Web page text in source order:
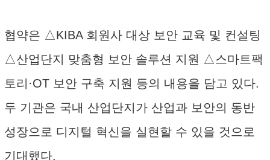
협약은 △KIBA 회원사 대상 보안 교육 및 컨설팅
△산업단지 맞춤형 보안 솔루션 지원 △스마트팩
토리·OT 보안 구축 지원 등의 내용을 담고 있다.
두 기관은 국내 산업단지가 산업과 보안의 동반
성장으로 디지털 혁신을 실현할 수 있을 것으로
기대했다.